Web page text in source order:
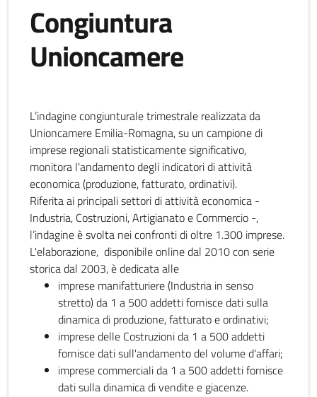
Congiuntura
Unioncamere
L’indagine congiunturale trimestrale realizzata da
Unioncamere Emilia-Romagna, su un campione di
imprese regionali statisticamente significativo,
monitora l'andamento degli indicatori di attività
economica (produzione, fatturato, ordinativi).
Riferita ai principali settori di attività economica -
Industria, Costruzioni, Artigianato e Commercio -,
l’indagine è svolta nei confronti di oltre 1.300 imprese.
L'elaborazione, disponibile online dal 2010 con serie
storica dal 2003, è dedicata alle
imprese manifatturiere (Industria in senso
stretto) da 1 a 500 addetti fornisce dati sulla
dinamica di produzione, fatturato e ordinativi;
imprese delle Costruzioni da 1 a 500 addetti
fornisce dati sull'andamento del volume d'affari;
imprese commerciali da 1 a 500 addetti fornisce
dati sulla dinamica di vendite e giacenze.